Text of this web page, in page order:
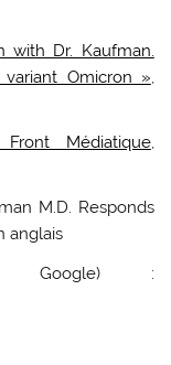
with Dr. Kaufman.
Omicron »,
Médiatique,
M.D. Responds
anglais
Google) :